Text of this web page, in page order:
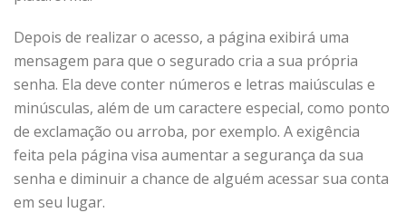
Depois de realizar o acesso, a página exibirá uma
mensagem para que o segurado cria a sua própria
senha. Ela deve conter números e letras maiúsculas e
minúsculas, além de um caractere especial, como ponto
de exclamação ou arroba, por exemplo. A exigência
feita pela página visa aumentar a segurança da sua
senha e diminuir a chance de alguém acessar sua conta
em seu lugar.